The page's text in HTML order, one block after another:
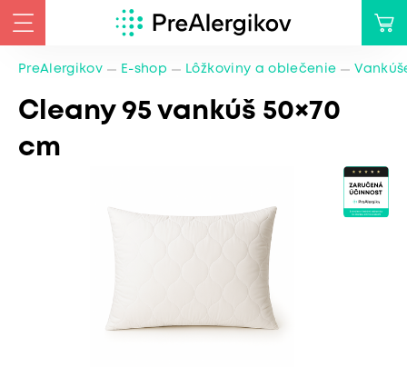
PreAlergikov E-shop Lôžkoviny a oblečenie
Cleany 95 vankúš 50×70
cm